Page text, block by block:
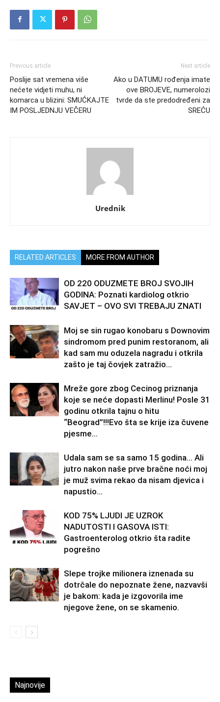
Previous article
Poslije sat vremena više
nećete vidjeti muhu, ni
komarca u blizini: SMUĆKAJTE
IM POSLJEDNJU VEČERU
Next article
Ako u DATUMU rođenja imate
ove BROJEVE, numerolozi
tvrde da ste predodređeni za
SREĆU
Urednik
RELATED ARTICLES MORE FROM AUTHOR
OD 220 ODUZMETE BROJ SVOJIH
GODINA: Poznati kardiolog otkrio
SAVJET – OVO SVI TREBAJU ZNATI
Moj se sin rugao konobaru s Downovim
sindromom pred punim restoranom, ali
kad sam mu oduzela nagradu i otkrila
zašto je taj čovjek zatražio...
Mreže gore zbog Cecinog priznanja
koje se neće dopasti Merlinu! Posle 31
godinu otkrila tajnu o hitu
“Beograd”!!!Evo šta se krije iza čuvene
pjesme...
Udala sam se sa samo 15 godina… Ali
jutro nakon naše prve bračne noći moj
je muž svima rekao da nisam djevica i
napustio...
KOD 75% LJUDI JE UZROK
NADUTOSTI I GASOVA ISTI:
Gastroenterolog otkrio šta radite
pogrešno
Slepe trojke milionera iznenada su
dotrčale do nepoznate žene, nazvavši
je bakom: kada je izgovorila ime
njegove žene, on se skamenio.
Najnovije